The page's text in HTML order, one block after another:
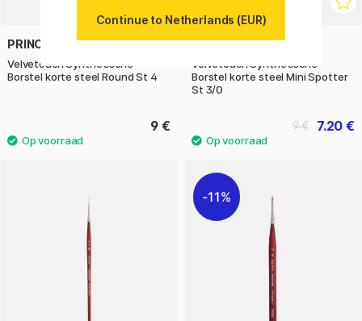
PRINCETON
Velvetouch Synthetische
Borstel korte steel Round St 4
9 €
PRINCETON
Velvetouch Synthetische
Borstel korte steel Mini Spotter
St 3/0
7.20 €
9 €
11%
Continue to Netherlands (EUR)